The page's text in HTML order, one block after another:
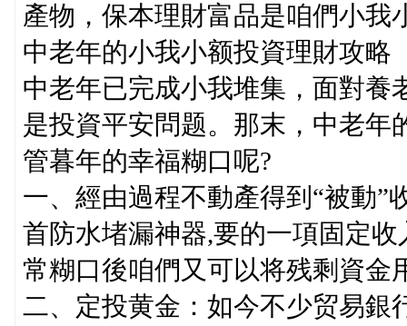
產物，保本理財富品是咱們小我
中老年的小我小额投資理財攻略
中老年已完成小我堆集，面對養
是投資平安問题。那末，中老年
管暮年的幸福糊口呢?
一、經由過程不動產得到“被動”
首防水堵漏神器,要的一項固定
常糊口後咱們又可以将残剩資金
二、定投黄金：如今不少贸易銀